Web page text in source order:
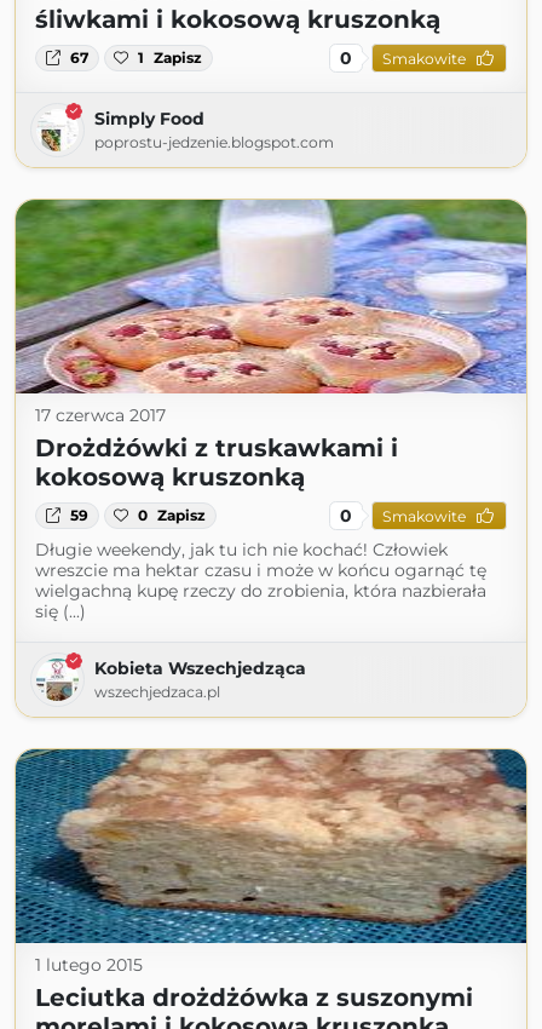
śliwkami i kokosową kruszonką
67 1 Zapisz 0 Smakowite
Simply Food
poprostu-jedzenie.blogspot.com
17 czerwca 2017
Drożdżówki z truskawkami i
kokosową kruszonką
59 0 Zapisz 0 Smakowite
Długie weekendy, jak tu ich nie kochać! Człowiek
wreszcie ma hektar czasu i może w końcu ogarnąć tę
wielgachną kupę rzeczy do zrobienia, która nazbierała
się (...)
Kobieta Wszechjedząca
wszechjedzaca.pl
1 lutego 2015
Leciutka drożdżówka z suszonymi